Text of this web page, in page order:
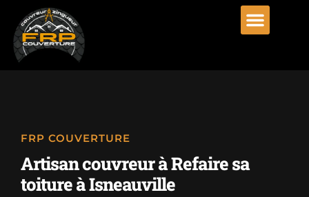
FRP COUVERTURE
Artisan couvreur à Refaire sa
toiture à Isneauville